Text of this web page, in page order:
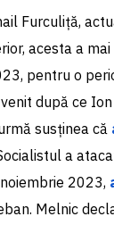
Furculiță,
acesta a
pentru o
după ce
susținea că
a
2023,
Melnic